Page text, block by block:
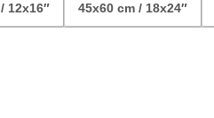
12x16″ 45x60 cm / 18x24″